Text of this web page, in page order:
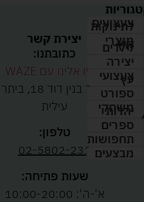
צעצועים
לתינוקות
מוצרי
קיץ
לילדים
יצירה
צעצועי
עץ
ספורט
משחקי
יהדות
ספרים
תחפושות
מבצעים
יצירת קשר
כתובתנו:
נווטו אלינו עם WAZE
רחוב בנין דוד 18, ביתר
עילית
טלפון:
02-5802-231
שעות פתיחה:
א'-ה': 10:00-20:00